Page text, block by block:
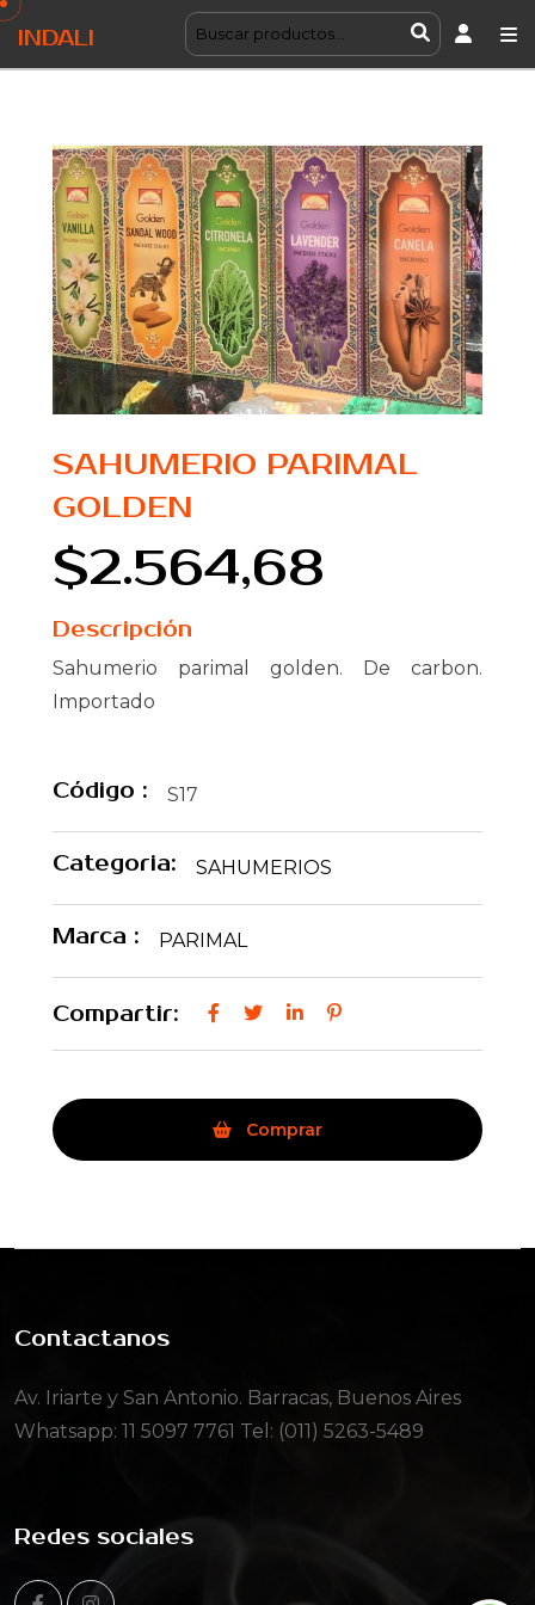
INDALI
SAHUMERIO PARIMAL
GOLDEN
$2.564,68
Descripción
Sahumerio parimal golden. De carbon.
Importado
Código : S17
Categoria: SAHUMERIOS
Marca : PARIMAL
Compartir:
Comprar
Contactanos
Av. Iriarte y San Antonio. Barracas, Buenos Aires
Whatsapp: 11 5097 7761 Tel: (011) 5263-5489
Redes sociales